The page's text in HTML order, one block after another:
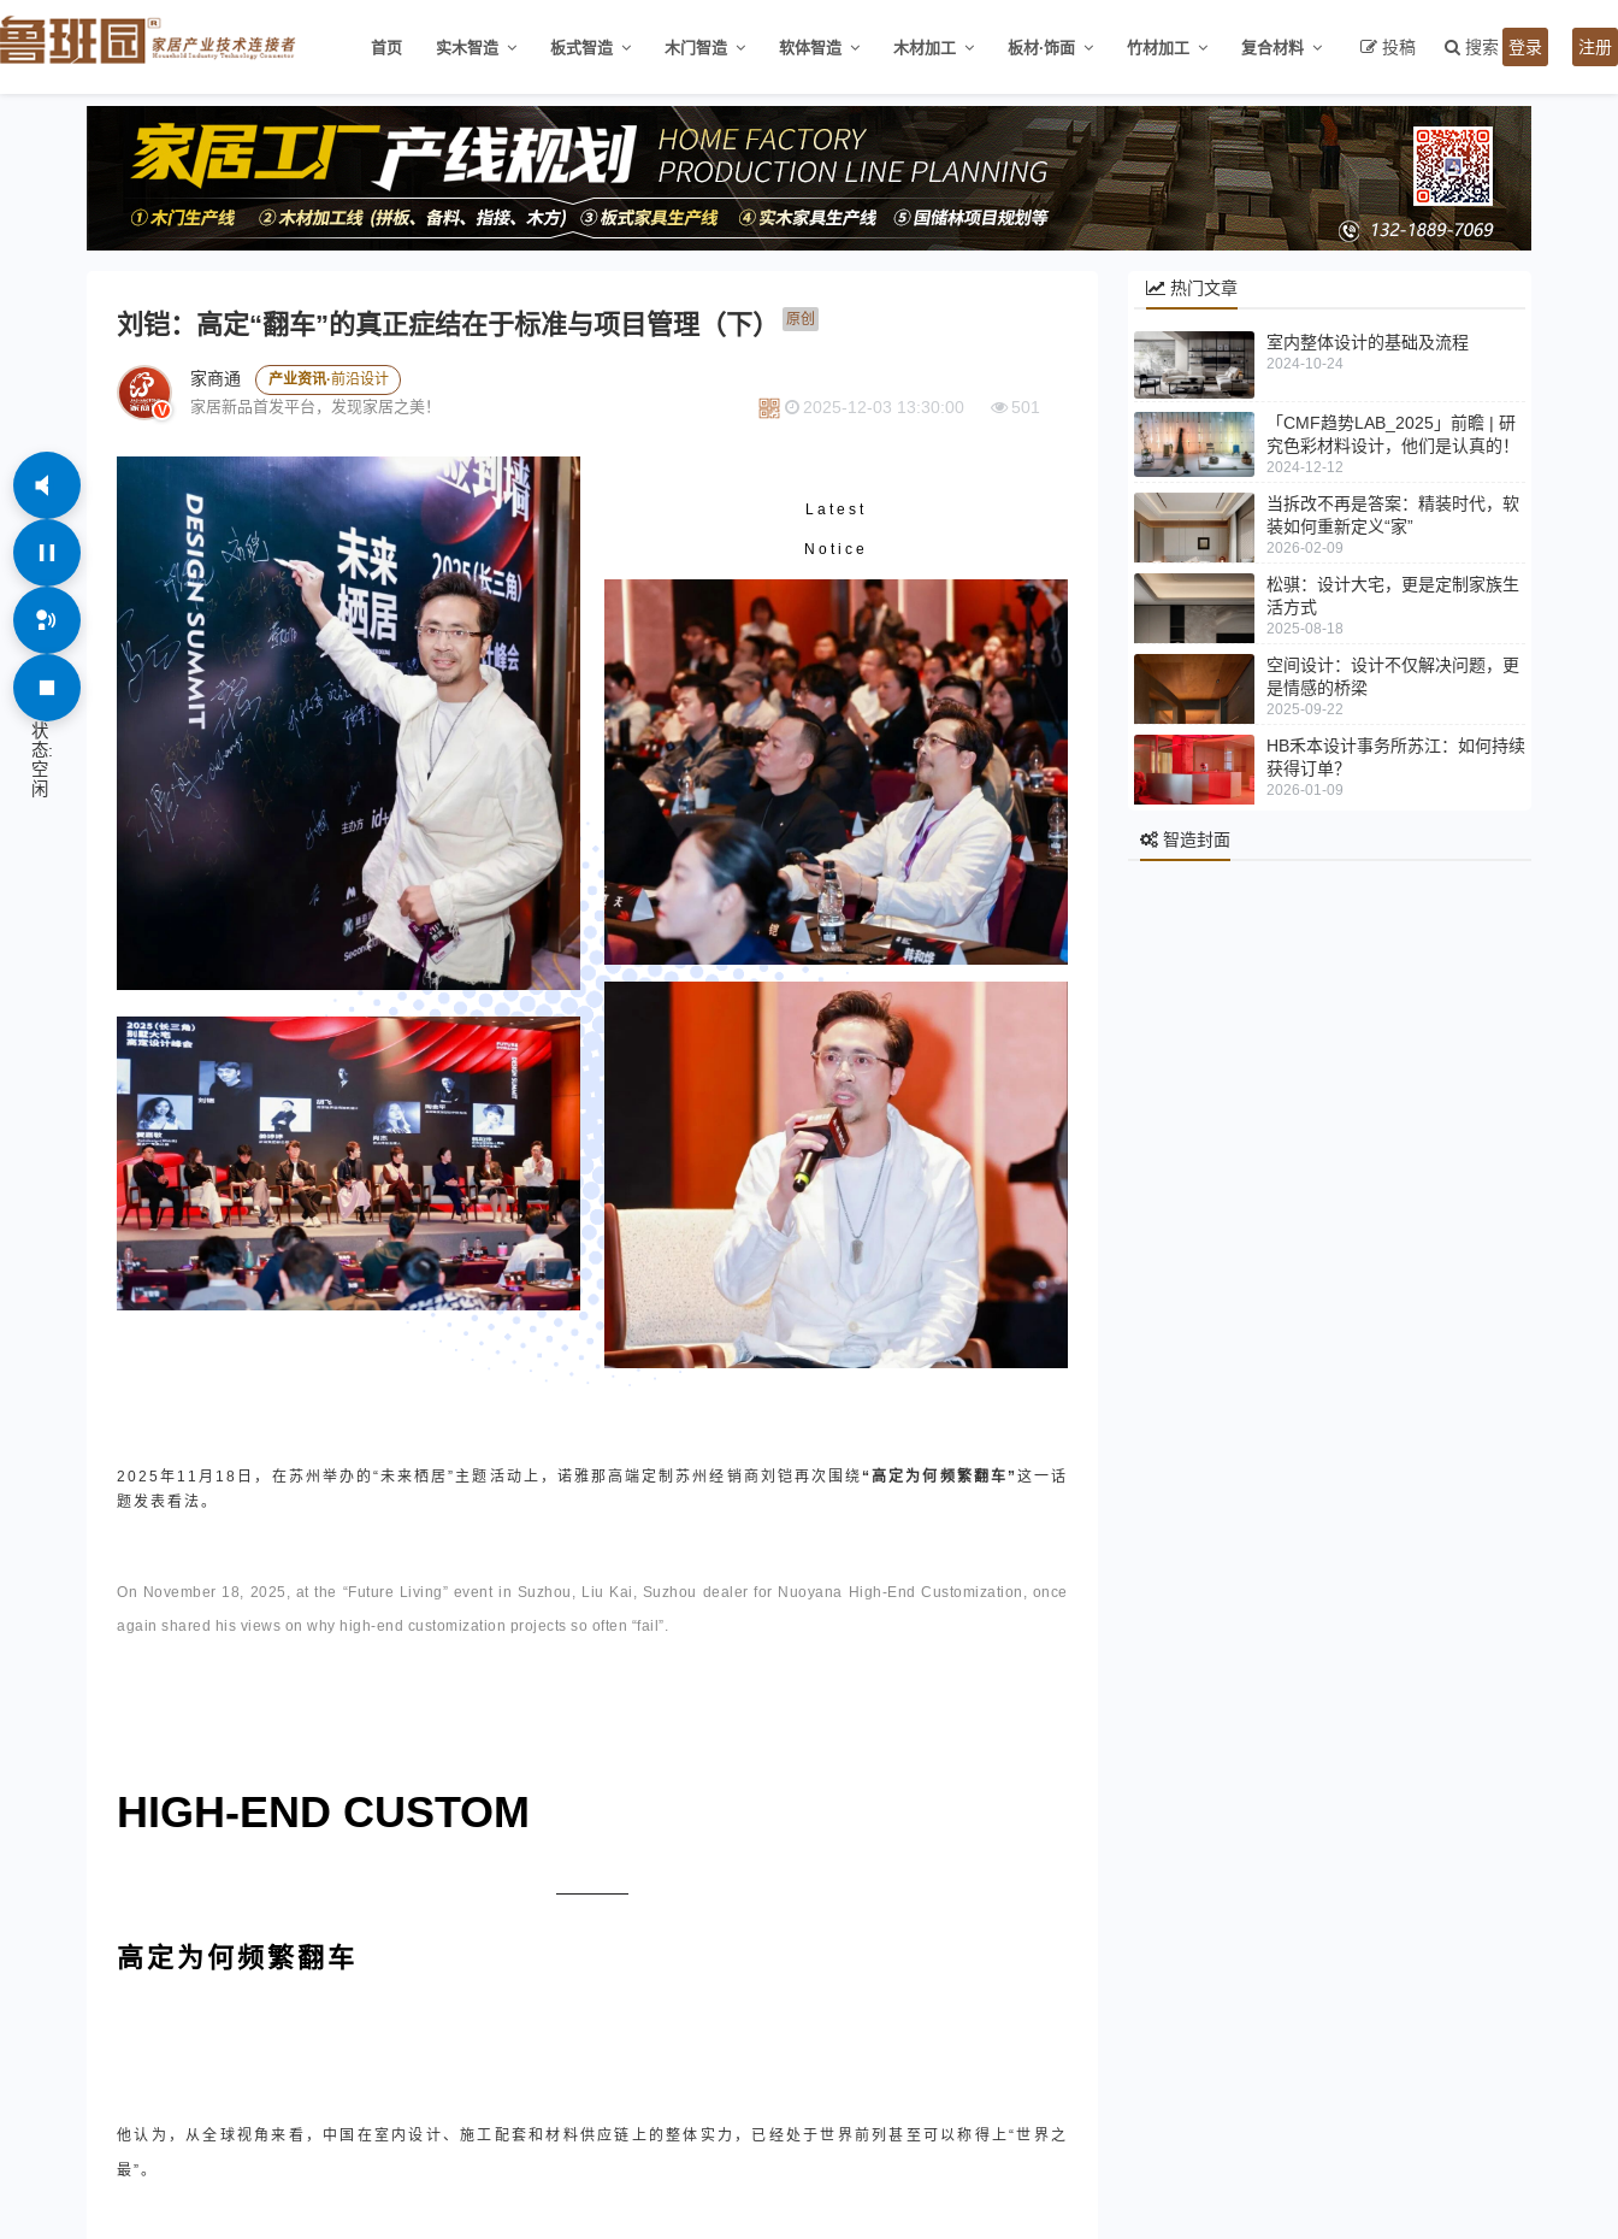
首页 实木智造 板式智造 木门智造 软体智造 木材加工 板材·饰面 竹材加工 复合材料 投稿 搜索 登录 注册
刘铠：高定“翻车”的真正症结在于标准与项目管理（下） 原创
V
家商通 产业资讯·前沿设计
家居新品首发平台，发现家居之美！ 2025-12-03 13:30:00 501
Latest
Notice
2025年11月18日，在苏州举办的“未来栖居”主题活动上，诺雅那高端定制苏州经销商刘铠再次围绕 “高定为何频繁翻车” 这一话
题发表看法。
On November 18, 2025, at the “Future Living” event in Suzhou, Liu Kai, Suzhou dealer for Nuoyana High-End Customization, once
again shared his views on why high-end customization projects so often “fail”.
HIGH-END CUSTOM
高定为何频繁翻车
他认为，从全球视角来看，中国在室内设计、施工配套和材料供应链上的整体实力，已经处于世界前列甚至可以称得上“世界之
最”。
热门文章
室内整体设计的基础及流程
2024-10-24
「CMF趋势LAB_2025」前瞻 | 研
究色彩材料设计，他们是认真的！
2024-12-12
当拆改不再是答案：精装时代，软
装如何重新定义“家”
2026-02-09
松骐：设计大宅，更是定制家族生
活方式
2025-08-18
空间设计：设计不仅解决问题，更
是情感的桥梁
2025-09-22
HB禾本设计事务所苏江：如何持续
获得订单？
2026-01-09
智造封面
状
态:
空
闲